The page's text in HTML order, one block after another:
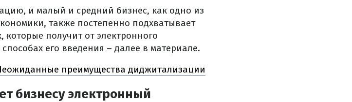
и малый и средний бизнес, как одно из
также постепенно подхватывает
получит от электронного
его введения – далее в материале.
преимущества диджитализации
бизнесу электронный